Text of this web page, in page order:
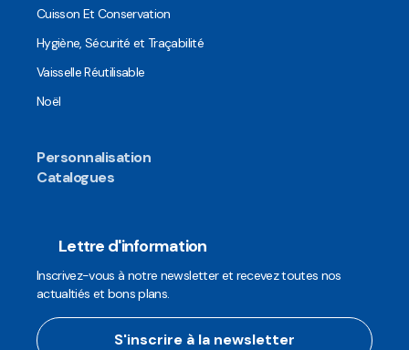
Cuisson Et Conservation
Hygiène, Sécurité et Traçabilité
Vaisselle Réutilisable
Noël
Personnalisation
Catalogues
Lettre d'information
Inscrivez-vous à notre newsletter et recevez toutes nos
actualtiés et bons plans.
S'inscrire à la newsletter